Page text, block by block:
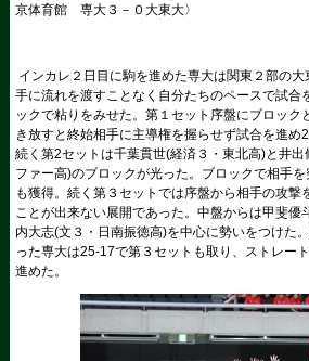
京体育館 専大３－０大東大〉
インカレ２日目に駒を進めた専大は関東２部の
手に流れを渡すことなく自分たちのペースで試合
ックで粘りをみせた。第１セット序盤にブロック
き放すと終始相手に主導権を握らせず試合を進め
続く第2セットは千葉貫世(経済３・東北高)と井出
ファー高)のブロックが光った。ブロックで相手
も獲得。続く第３セットでは序盤から相手の攻撃
ことが出来ない展開であった。中盤からは甲斐優
内大志(文３・日南振徳高)を中心に勢いをつけた
った専大は25-17で第３セットも取り、ストレー
進めた。